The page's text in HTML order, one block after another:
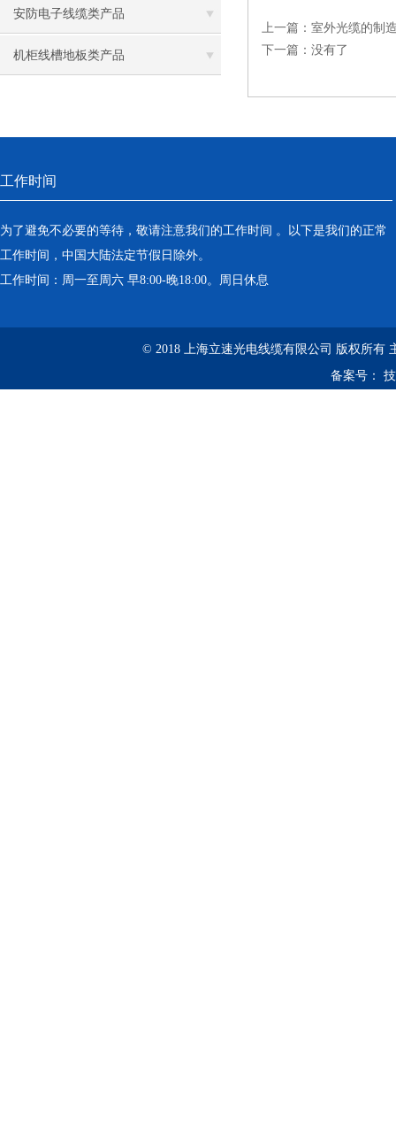
安防电子线缆类产品
机柜线槽地板类产品
上一篇： 室外光缆的制
下一篇：没有了
工作时间
为了避免不必要的等待，敬请注意我们的工作时间 。以下是我们的正常
工作时间，中国大陆法定节假日除外。
工作时间：周一至周六 早8:00-晚18:00。周日休息
© 2018 上海立速光电线缆有限公司 版权所有
备案号：